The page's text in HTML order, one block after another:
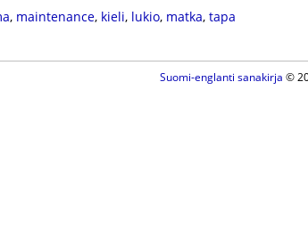
, maintenance, kieli, lukio, matka, tapa
Suomi-englanti sanakirja ©